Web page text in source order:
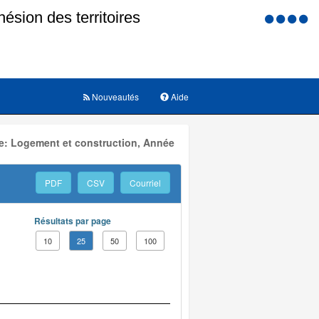
Menu
Aide
Nouveautés
Logement et construction, Année
PDF CSV Courriel
Résultats par page
10 25 50 100